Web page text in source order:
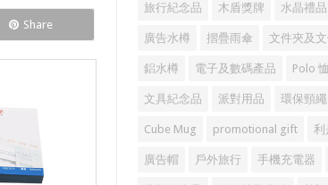
Share
旅行紀念品 木盾獎牌 水晶禮品
廣告水樽 摺疊雨傘 文件夾及
鋁水樽 電子及數碼產品 Polo
文具紀念品 派對用品 環保頸繩
Cube Mug promotional gift 利
廣告帽 戶外旅行 手機充電器